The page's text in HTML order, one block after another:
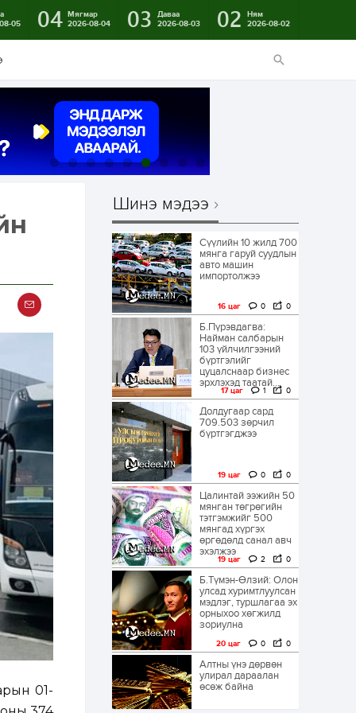
05
04 Мягмар
2026-08-04
03
Даваа
2026-08-03
02
Ням
2026-08-02
01-
Шинэ мэдээ
Сүүлийн 10 жилд 700
мянга гаруй суудлын
авто машин
импортолжээ
16 цаг 0 0
Б.Пүрэвдагва:
Найман салбарын
103 үйлчилгээний
бүртгэлийг
цуцалснаар бизнес
эрхлэхэд таатай...
17 цаг 1 0
Долдугаар сард
709.503 зөрчил
бүртгэгджээ
19 цаг 0 0
Цалинтай ээжийн 50
мянган төгрөгийн
тэтгэмжийг 500
мянгад хүргэх
өргөдөлд санал авч
эхэлжээ
19 цаг 2 0
Б.Түмэн-Өлзий: Олон
улсад хуримтлуулсан
мэдлэг, туршлагаа эх
орныхоо хөгжилд
зориулна
20 цаг 0 0
Алтны үнэ дөрвөн
улирал дараалан
өсөж байна